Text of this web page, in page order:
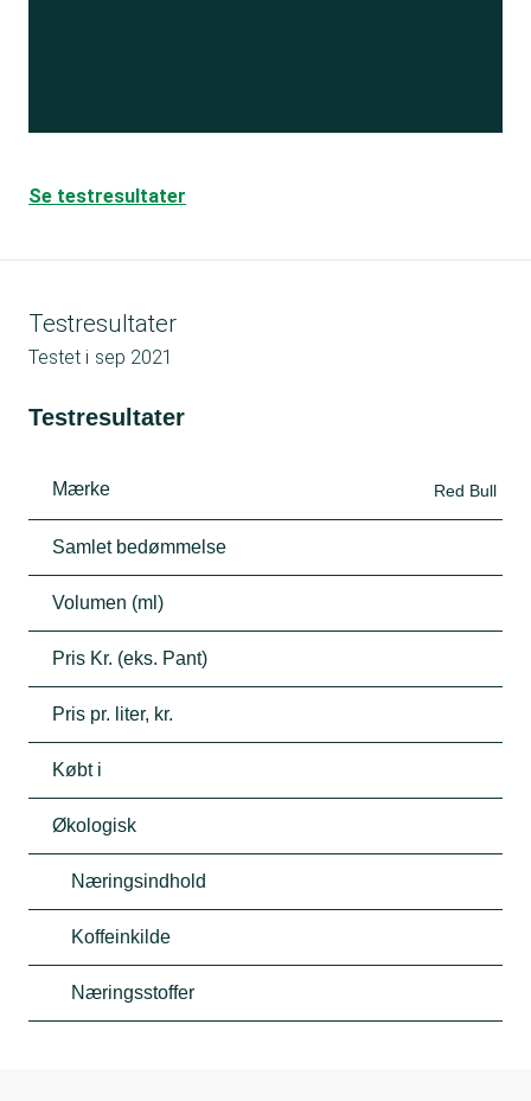
Se testresultater
Testresultater
Testet i sep 2021
Testresultater
Mærke Red Bull
Samlet bedømmelse
Volumen (ml)
Pris Kr. (eks. Pant)
Pris pr. liter, kr.
Købt i
Økologisk
Næringsindhold
Koffeinkilde
Næringsstoffer